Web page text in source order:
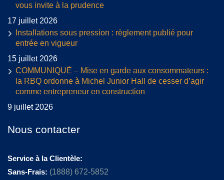
vous invite à la prudence
17 juillet 2026
Installations sous pression : règlement publié pour
entrée en vigueur
15 juillet 2026
COMMUNIQUÉ – Mise en garde aux consommateurs :
la RBQ ordonne à Michel Junior Hall de cesser d’agir
comme entrepreneur en construction
9 juillet 2026
Nous contacter
Service à la Clientèle:
Sans-Frais: (1888) 672-5852